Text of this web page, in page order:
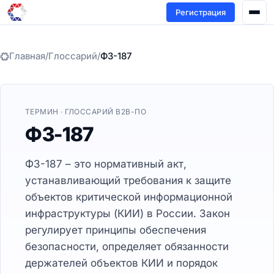
Регистрация
Главная/Глоссарий/ФЗ-187
ТЕРМИН · ГЛОССАРИЙ B2B-ПО
ФЗ-187
ФЗ-187 – это нормативный акт,
устанавливающий требования к защите
объектов критической информационной
инфраструктуры (КИИ) в России. Закон
регулирует принципы обеспечения
безопасности, определяет обязанности
держателей объектов КИИ и порядок